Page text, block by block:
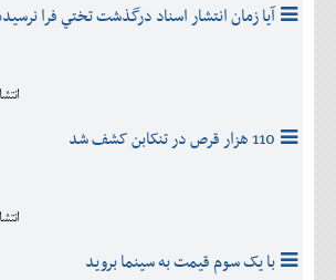
آيا زمان انتشار اسناد درگذشت تختي فرا
110 هزار قرص در تنکابن کشف شد
با يک سوم قيمت به سينما برويد